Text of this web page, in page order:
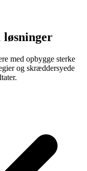
med opbygge sterke
og skræddersyede